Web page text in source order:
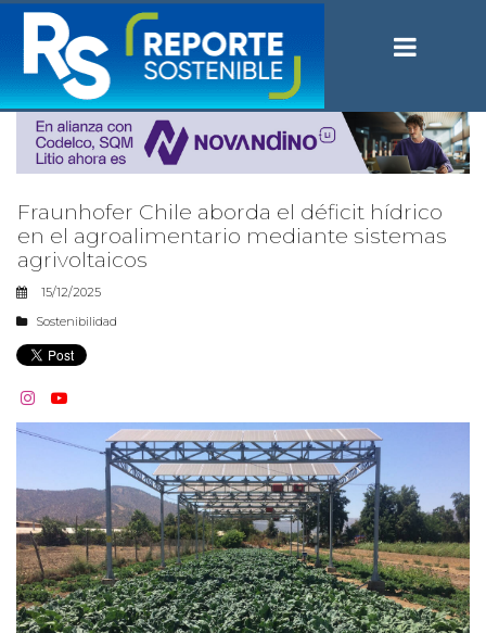
Fraunhofer Chile aborda el déficit hídrico
en el agroalimentario mediante sistemas
agrivoltaicos
15/12/2025
Sostenibilidad
 